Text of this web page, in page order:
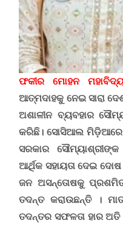
ଫକୀର ମୋହନ
ଆତ୍ମଦାହକୁ ନେଇ ସାରା
ଅଶାଳୀନ ବ୍ୟବହାର
କରିଛି।ସୋସିଆଲ ମିଡ଼ିଆରେ
ସରକାର
ଆର୍ଥିକ ସହାୟତା ଦେଇ
ଜନ ଅସନ୍ତୋଷକୁ ପ୍ରଶମିତ
ତଦନ୍ତ କରାଉଛନ୍ତି ।
ତଦନ୍ତର ସଫଳତା ହାର